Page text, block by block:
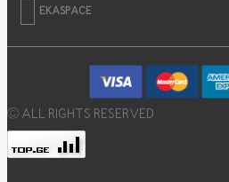
EKASPACE
© ALL RIGHTS RESERVED